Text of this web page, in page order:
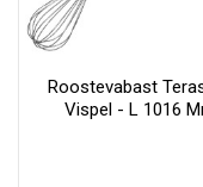
Roostevabast
Vispel - L 1016